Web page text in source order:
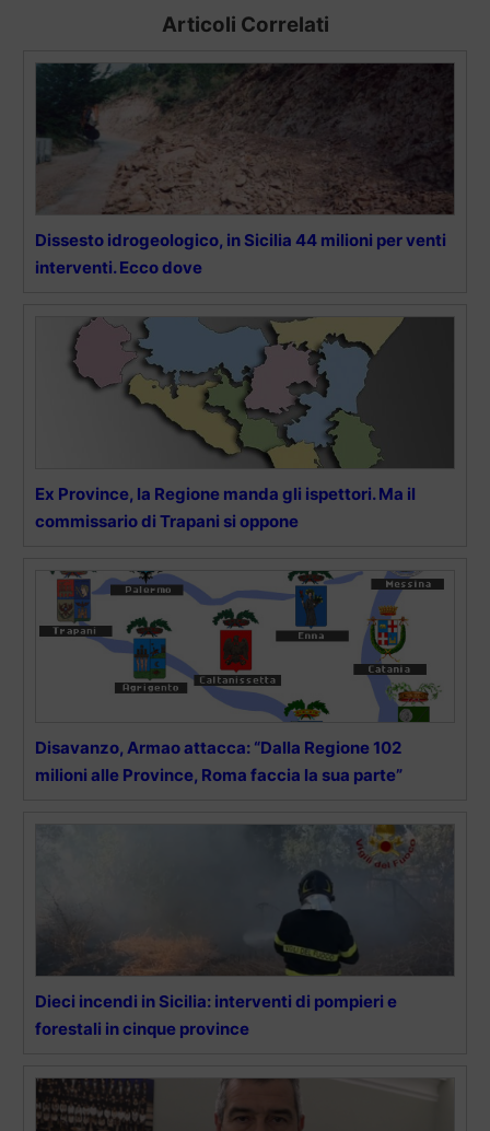
Articoli Correlati
Dissesto idrogeologico, in Sicilia 44 milioni per venti
interventi. Ecco dove
Ex Province, la Regione manda gli ispettori. Ma il
commissario di Trapani si oppone
Disavanzo, Armao attacca: “Dalla Regione 102
milioni alle Province, Roma faccia la sua parte”
Dieci incendi in Sicilia: interventi di pompieri e
forestali in cinque province